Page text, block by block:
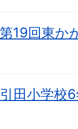
19回東か
田小学校